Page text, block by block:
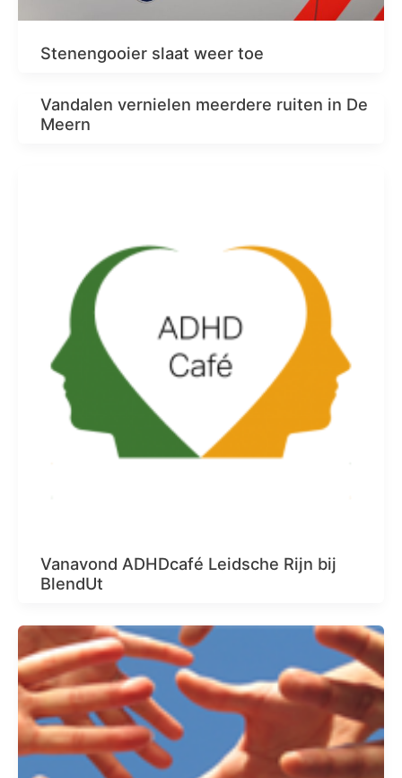
Stenengooier slaat weer toe
Vandalen vernielen meerdere ruiten in De
Meern
Vanavond ADHDcafé Leidsche Rijn bij
BlendUt